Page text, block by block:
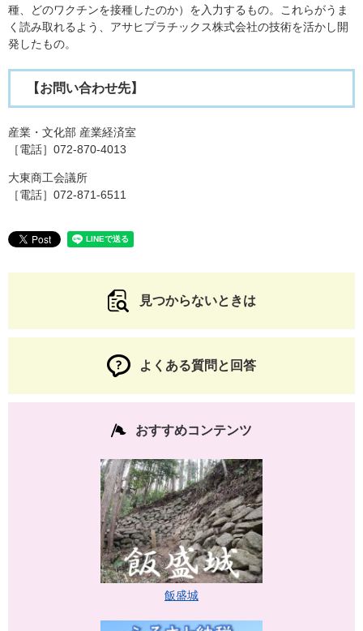
種、どのワクチンを接種したのか）を入力するもの。これらがうま
く読み取れるよう、アサヒプラチックス株式会社の技術を活かし開
発したもの。
【お問い合わせ先】
産業・文化部 産業経済室
［電話］072-870-4013
大東商工会議所
［電話］072-871-6511
見つからないときは
よくある質問と回答
おすすめコンテンツ
飯盛城